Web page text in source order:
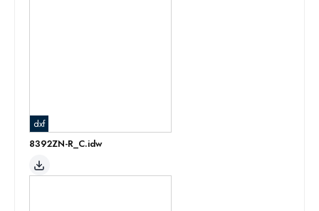
dxf
8392ZN-R_C.idw